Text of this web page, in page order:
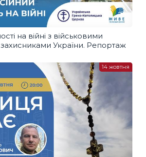
на війні з військовими
України. Репортаж
14 жовтня